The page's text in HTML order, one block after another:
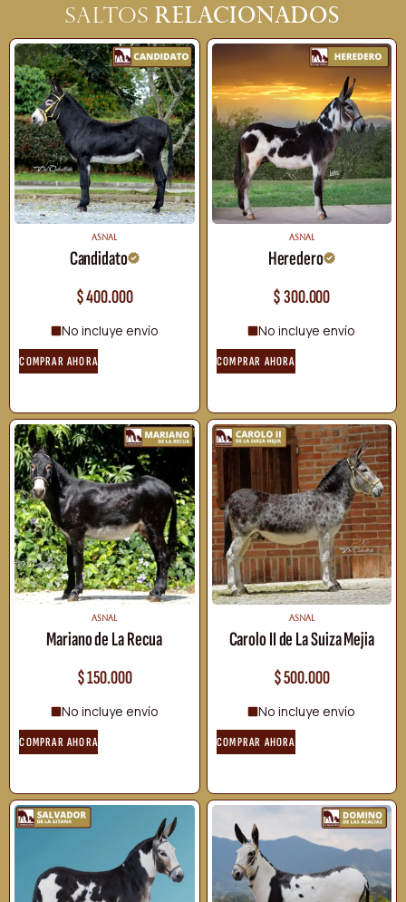
Saltos relacionados
ASNAL
Candidato
$400.000
No incluye envío
COMPRAR AHORA
ASNAL
Heredero
$300.000
No incluye envío
COMPRAR AHORA
ASNAL
Mariano de La Recua
$150.000
No incluye envío
COMPRAR AHORA
ASNAL
Carolo II de La Suiza Mejia
$500.000
No incluye envío
COMPRAR AHORA